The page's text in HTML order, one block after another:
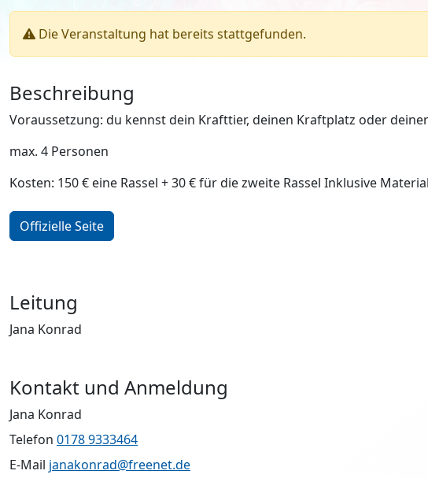
Die Veranstaltung hat bereits stattgefunden.
Beschreibung
Voraussetzung: du kennst dein Krafttier, deinen Kraftplatz oder
max. 4 Personen
Kosten: 150 € eine Rassel + 30 € für die zweite Rassel Inklusive Material
Offizielle Seite
Leitung
Jana Konrad
Kontakt und Anmeldung
Jana Konrad
Telefon 0178 9333464
E-Mail janakonrad@freenet.de